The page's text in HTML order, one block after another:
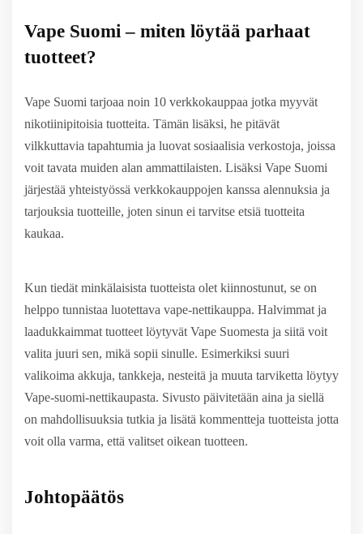
Vape Suomi – miten löytää parhaat
tuotteet?
Vape Suomi tarjoaa noin 10 verkkokauppaa jotka myyvät
nikotiinipitoisia tuotteita. Tämän lisäksi, he pitävät
vilkkuttavia tapahtumia ja luovat sosiaalisia verkostoja, joissa
voit tavata muiden alan ammattilaisten. Lisäksi Vape Suomi
järjestää yhteistyössä verkkokauppojen kanssa alennuksia ja
tarjouksia tuotteille, joten sinun ei tarvitse etsiä tuotteita
kaukaa.
Kun tiedät minkälaisista tuotteista olet kiinnostunut, se on
helppo tunnistaa luotettava vape-nettikauppa. Halvimmat ja
laadukkaimmat tuotteet löytyvät Vape Suomesta ja siitä voit
valita juuri sen, mikä sopii sinulle. Esimerkiksi suuri
valikoima akkuja, tankkeja, nesteitä ja muuta tarviketta löytyy
Vape-suomi-nettikaupasta. Sivusto päivitetään aina ja siellä
on mahdollisuuksia tutkia ja lisätä kommentteja tuotteista jotta
voit olla varma, että valitset oikean tuotteen.
Johtopäätös